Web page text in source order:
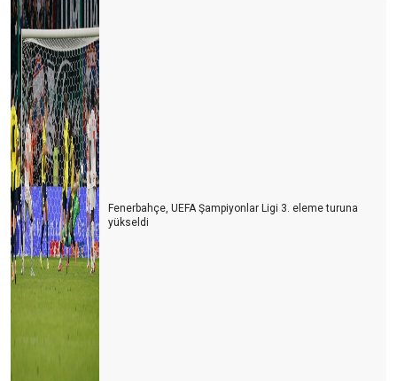
Fenerbahçe, UEFA Şampiyonlar Ligi 3. eleme turuna
yükseldi